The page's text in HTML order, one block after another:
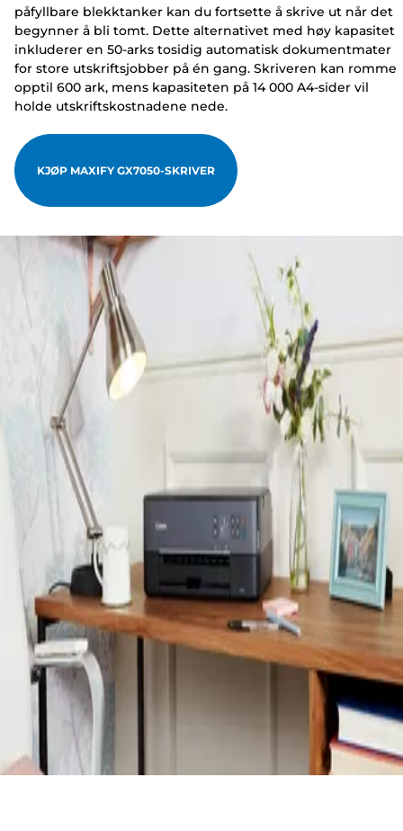
påfyllbare blekktanker kan du fortsette å skrive ut når det
begynner å bli tomt. Dette alternativet med høy kapasitet
inkluderer en 50-arks tosidig automatisk dokumentmater
for store utskriftsjobber på én gang. Skriveren kan romme
opptil 600 ark, mens kapasiteten på 14 000 A4-sider vil
holde utskriftskostnadene nede.
KJØP MAXIFY GX7050-SKRIVER